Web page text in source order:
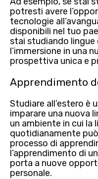
potresti avere
tecnologie
disponibili nel tuo
stai studiando
l’immersione in una
prospettiva unica e
Apprendimento
Studiare all’estero è
imparare una nuova
un ambiente in cui la
quotidianamente
processo di
l’apprendimento di
porta a nuove
personale.